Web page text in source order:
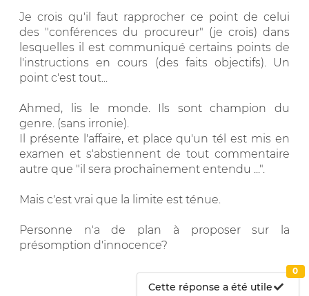
Je crois qu'il faut rapprocher ce point de celui
des "conférences du procureur" (je crois) dans
lesquelles il est communiqué certains points de
l'instructions en cours (des faits objectifs). Un
point c'est tout...
Ahmed, lis le monde. Ils sont champion du
genre. (sans irronie).
Il présente l'affaire, et place qu'un tél est mis en
examen et s'abstiennent de tout commentaire
autre que "il sera prochaînement entendu ...".
Mais c'est vrai que la limite est ténue.
Personne n'a de plan à proposer sur la
présomption d'innocence?
Cette réponse a été utile
0